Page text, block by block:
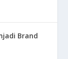
Brand